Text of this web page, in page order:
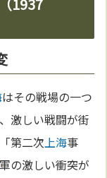
1937
はその戦場の一つ
激しい戦闘が街
第二次上海事
軍の激しい衝突が